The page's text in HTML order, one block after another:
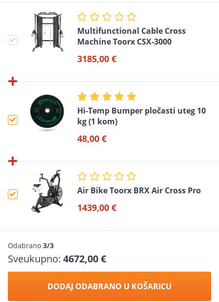
Multifunctional Cable Cross
Machine Toorx CSX-3000
3185,00 €
Hi-Temp Bumper pločasti uteg 10
kg (1 kom)
48,00 €
Air Bike Toorx BRX Air Cross Pro
1439,00 €
Odabrano 3/3
Sveukupno: 4672,00 €
DODAJ ODABRANO U KOŠARICU